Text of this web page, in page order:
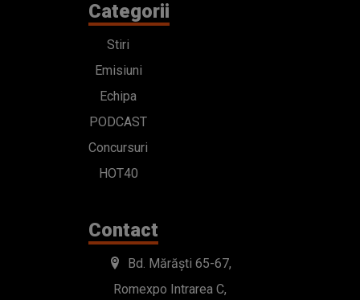
Categorii
Stiri
Emisiuni
Echipa
PODCAST
Concursuri
HOT40
Contact
Bd. Mărăști 65-67,
Romexpo Intrarea C,